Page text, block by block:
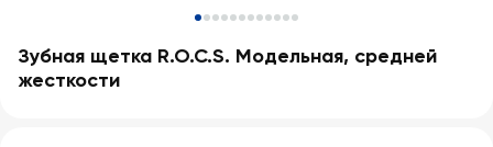
Зубная щетка R.O.C.S. Модельная, средней
жесткости